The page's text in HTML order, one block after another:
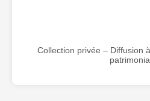
Collection privée – Diffusion